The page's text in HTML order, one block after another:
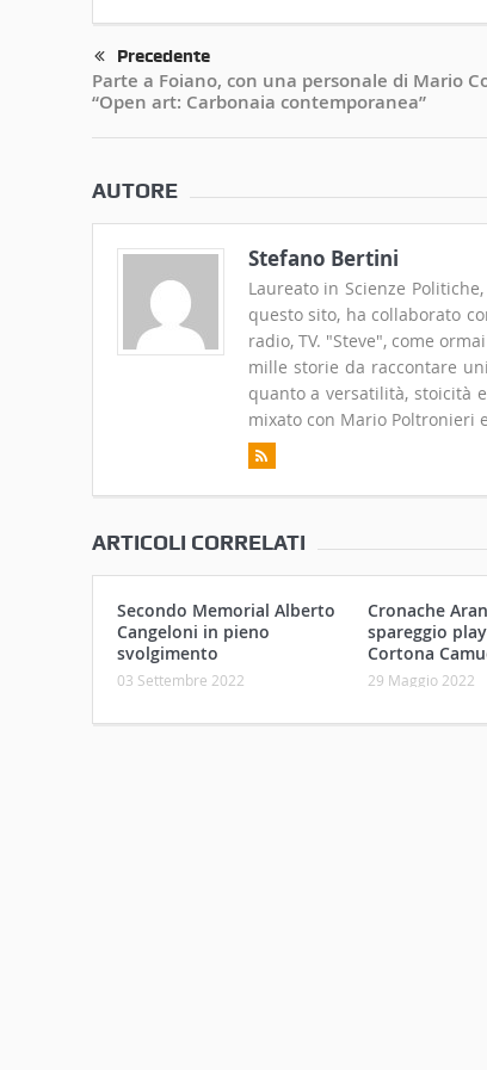
Precedente
Parte a Foiano, con una personale di Mario
“Open art: Carbonaia contemporanea”
AUTORE
Stefano Bertini
Laureato in Scienze
questo sito, ha collaborato
radio, TV. "Steve", come
mille storie da raccontare
quanto a versatilità, stoicità
mixato con Mario Poltronieri
ARTICOLI CORRELATI
Secondo Memorial Alberto
Cangeloni in pieno
svolgimento
03 Settembre 2022
Cronache
spareggio
Cortona
29 Maggio 2022